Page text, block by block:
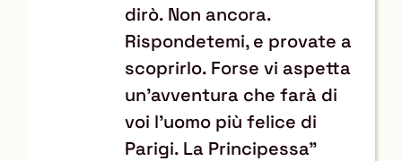
dirò. Non ancora.
Rispondetemi, e provate a
scoprirlo. Forse vi aspetta
un'avventura che farà di
voi l'uomo più felice di
Parigi. La Principessa"